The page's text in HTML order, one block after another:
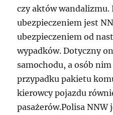
czy aktów
ubezpieczeniem jest
ubezpieczeniem od
wypadków. Dotyczny
samochodu, a osób
przypadku pakietu
kierowcy pojazdu
pasażerów.Polisa NNW